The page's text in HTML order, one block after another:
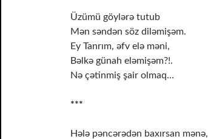
Üzümü göylərə tutub
Mən səndən söz diləmişəm.
Ey Tanrım, əfv elə məni,
Bəlkə günah eləmişəm?!.
Nə çətinmiş şair olmaq…
***
Hələ pəncərədən baxırsan mənə,